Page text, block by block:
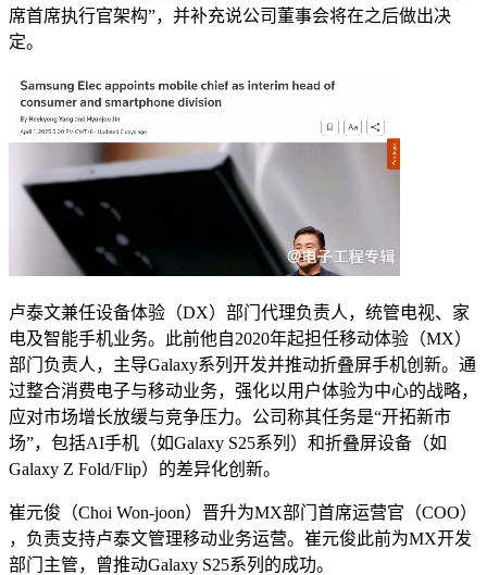
席首席执行官架构”，并补充说公司董事会将在之后做出决
定。
卢泰文兼任​​设备体验（DX）部门代理负责人​​，统管电视、家
电及智能手机业务。此前他自2020年起担任移动体验（MX）
部门负责人，主导Galaxy系列开发并推动折叠屏手机创新。通
过整合消费电子与移动业务，强化以用户体验为中心的战略，
应对市场增长放缓与竞争压力。公司称其任务是“开拓新市
场”，包括AI手机（如Galaxy S25系列）和折叠屏设备（如
Galaxy Z Fold/Flip）的差异化创新。
崔元俊（Choi Won-joon）​​晋升为MX部门​​首席运营官（COO）​​
，负责支持卢泰文管理移动业务运营。崔元俊此前为MX开发
部门主管，曾推动Galaxy S25系列的成功。